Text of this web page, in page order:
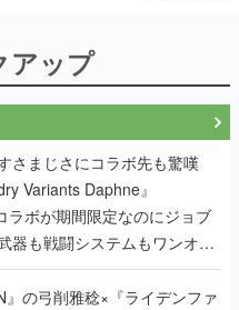
アップ
さまじさにコラボ先も驚嘆
Variants Daphne』
ラボが期間限定なのにジョブ
器も戦闘システムもワンオフ
た理由を両ディレクターに聞
』の弓削雅稔×『ライデンファ